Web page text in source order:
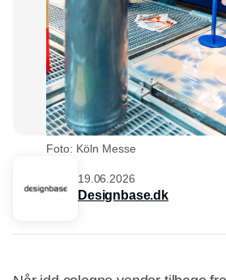
Foto: Köln Messe
19.06.2026
Designbase.dk